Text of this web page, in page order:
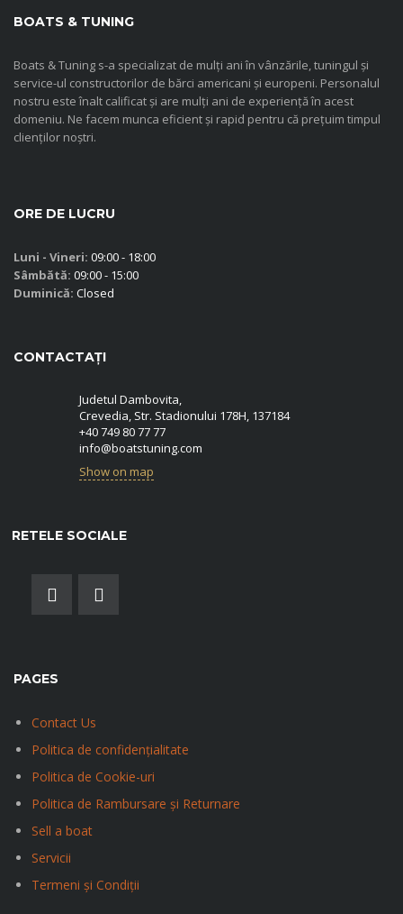
BOATS & TUNING
Boats & Tuning s-a specializat de mulți ani în vânzările, tuningul și
service-ul constructorilor de bărci americani și europeni. Personalul
nostru este înalt calificat și are mulți ani de experiență în acest
domeniu. Ne facem munca eficient și rapid pentru că prețuim timpul
clienților noștri.
ORE DE LUCRU
Luni - Vineri: 09:00 - 18:00
Sâmbătă: 09:00 - 15:00
Duminică: Closed
CONTACTAȚI
Judetul Dambovita,
Crevedia, Str. Stadionului 178H, 137184
+40 749 80 77 77
info@boatstuning.com
Show on map
RETELE SOCIALE
PAGES
Contact Us
Politica de confidențialitate
Politica de Cookie-uri
Politica de Rambursare și Returnare
Sell a boat
Servicii
Termeni și Condiții